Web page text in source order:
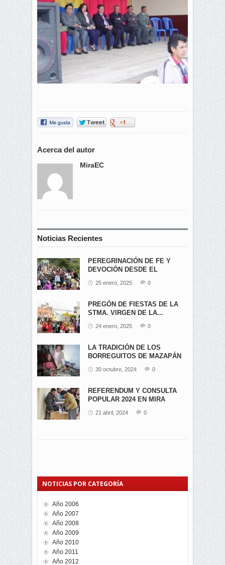
Acerca del autor
MiraEC
Noticias Recientes
PEREGRINACIÓN DE FE Y
DEVOCIÓN DESDE EL
25 enero, 2025 0
PREGÓN DE FIESTAS DE LA
STMA. VIRGEN DE LA...
24 enero, 2025 0
LA TRADICIÓN DE LOS
BORREGUITOS DE MAZAPÁN
30 octubre, 2024 0
REFERENDUM Y CONSULTA
POPULAR 2024 EN MIRA
21 abril, 2024 0
NOTICIAS POR CATEGORÍA
Año 2006
Año 2007
Año 2008
Año 2009
Año 2010
Año 2011
Año 2012